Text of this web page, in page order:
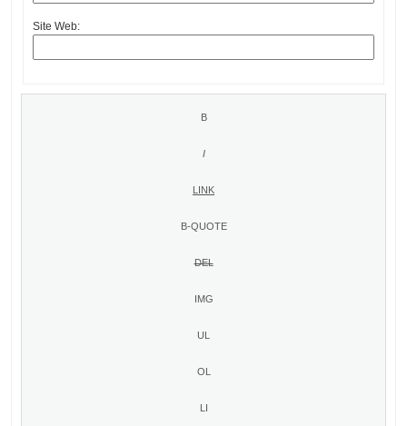
Site Web: